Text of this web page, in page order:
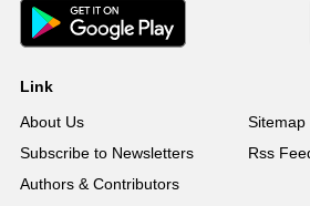
Link
About Us
Sitemap
Subscribe to Newsletters
Rss
Authors & Contributors